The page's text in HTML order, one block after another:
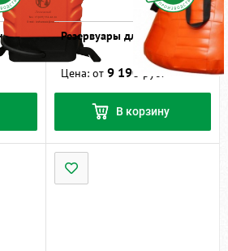
Резервуары для воды РДВ
Цена: от 9 190 руб.
В корзину